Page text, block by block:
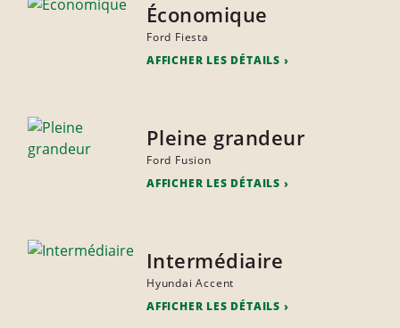
Économique
Ford Fiesta
AFFICHER LES DÉTAILS
Pleine grandeur
Ford Fusion
AFFICHER LES DÉTAILS
Intermédiaire
Hyundai Accent
AFFICHER LES DÉTAILS